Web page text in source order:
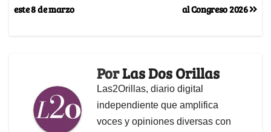
al Congreso 2026
este 8 de marzo
PorLas Dos Orillas
Las2Orillas, diario digital
independiente que amplifica
voces y opiniones diversas con